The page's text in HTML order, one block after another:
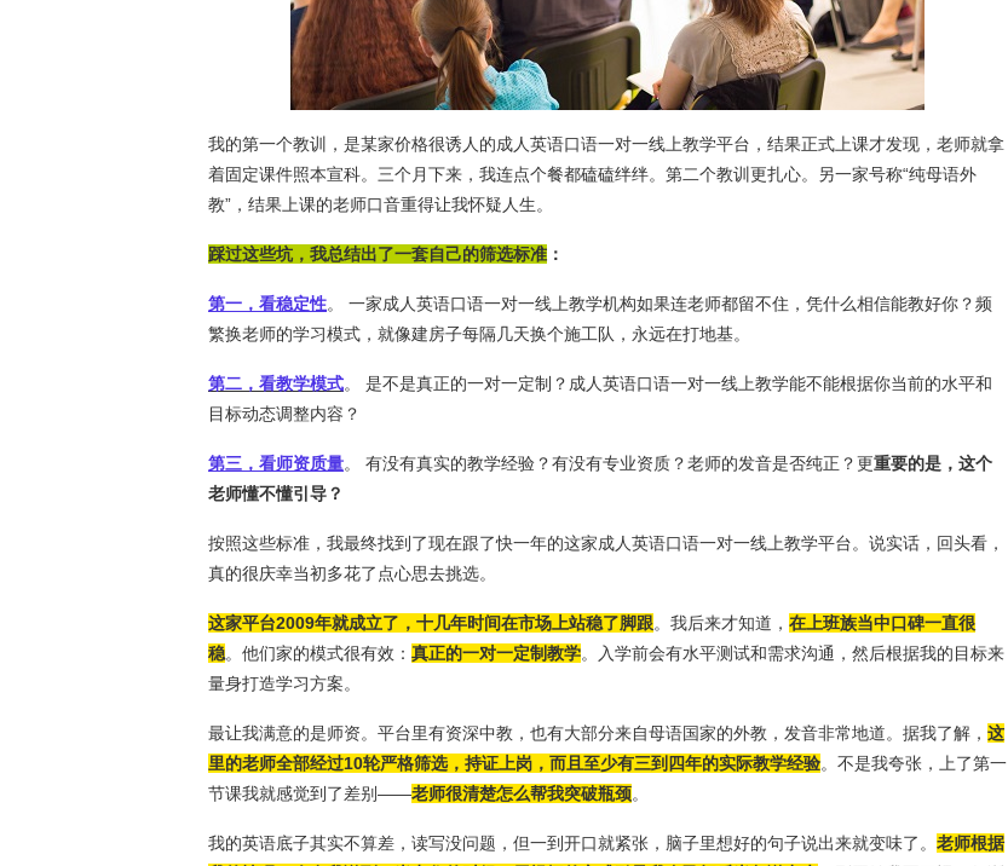
我的第一个教训，是某家价格很诱人的成人英语口语一对一线上教学平台，结果正式上课才发现，老师就拿
着固定课件照本宣科。三个月下来，我连点个餐都磕磕绊绊。第二个教训更扎心。另一家号称“纯母语外
教”，结果上课的老师口音重得让我怀疑人生。
踩过这些坑，我总结出了一套自己的筛选标准 ：
第一，看稳定性。 一家成人英语口语一对一线上教学机构如果连老师都留不住，凭什么相信能教好你？频
繁换老师的学习模式，就像建房子每隔几天换个施工队，永远在打地基。
第二，看教学模式。 是不是真正的一对一定制？成人英语口语一对一线上教学能不能根据你当前的水平和
目标动态调整内容？
第三，看师资质量。 有没有真实的教学经验？有没有专业资质？老师的发音是否纯正？更重要的是，这个
老师懂不懂引导？
按照这些标准，我最终找到了现在跟了快一年的这家成人英语口语一对一线上教学平台。说实话，回头看，
真的很庆幸当初多花了点心思去挑选。
这家平台2009年就成立了，十几年时间在市场上站稳了脚跟。我后来才知道， 在上班族当中口碑一直很
稳。他们家的模式很有效： 真正的一对一定制教学。入学前会有水平测试和需求沟通，然后根据我的目标来
量身打造学习方案。
最让我满意的是师资。平台里有资深中教，也有大部分来自母语国家的外教，发音非常地道。据我了解， 这
里的老师全部经过10轮严格筛选，持证上岗，而且至少有三到四年的实际教学经验。不是我夸张，上了第一
节课我就感觉到了差别——老师很清楚怎么帮我突破瓶颈。
我的英语底子其实不算差，读写没问题，但一到开口就紧张，脑子里想好的句子说出来就变味了。 老师根据